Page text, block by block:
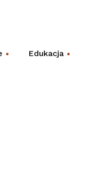
Edukacja